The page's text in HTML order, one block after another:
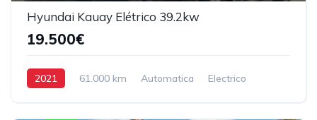
Hyundai Kauay Elétrico 39.2kw
19.500€
2021 61.000 km Automatica
Electrico